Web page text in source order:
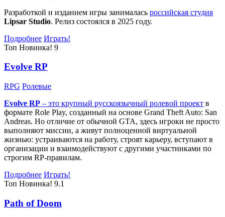
Разработкой и изданием игры занималась российская студия
Lipsar Studio. Релиз состоялся в 2025 году.
Подробнее Играть!
Топ Новинка! 9
Evolve RP
RPG Ролевые
Evolve RP – это крупный русскоязычный ролевой проект в
формате Role Play, созданный на основе Grand Theft Auto: San
Andreas. Но отличие от обычной GTA, здесь игроки не просто
выполняют миссии, а живут полноценной виртуальной
жизнью: устраиваются на работу, строят карьеру, вступают в
организации и взаимодействуют с другими участниками по
строгим RP-правилам.
Подробнее Играть!
Топ Новинка! 9.1
Path of Doom